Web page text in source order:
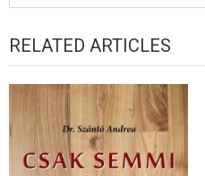
RELATED ARTICLES